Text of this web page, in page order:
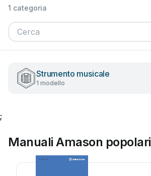
1 categoria
Strumento musicale
1 modello
;
Manuali Amason popolari